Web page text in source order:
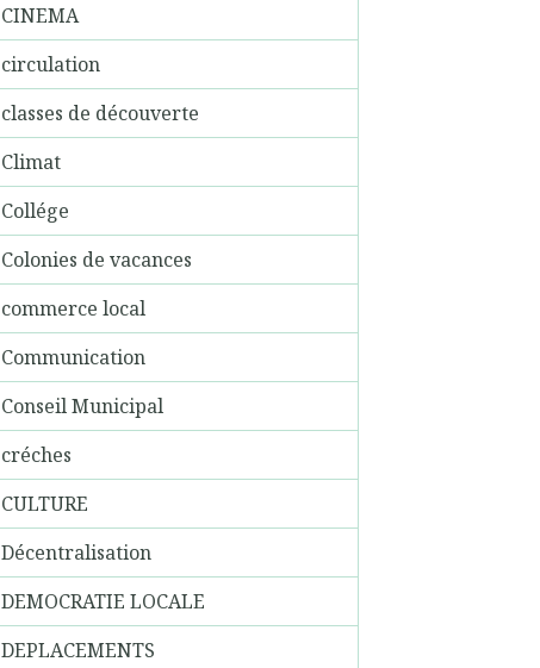
CINEMA
circulation
classes de découverte
Climat
Collége
Colonies de vacances
commerce local
Communication
Conseil Municipal
créches
CULTURE
Décentralisation
DEMOCRATIE LOCALE
DEPLACEMENTS